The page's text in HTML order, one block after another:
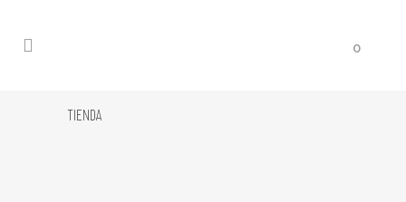
0
TIENDA